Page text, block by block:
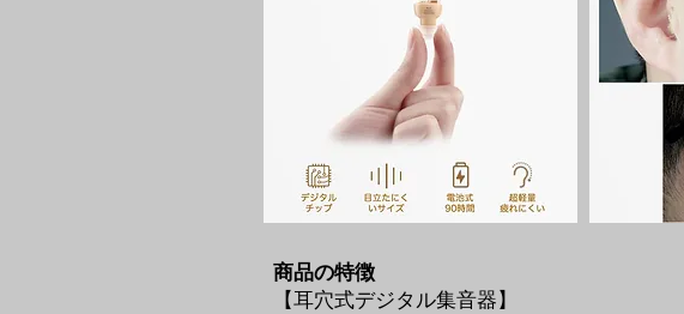
商品の特徴
【耳穴式デジタル集音器】